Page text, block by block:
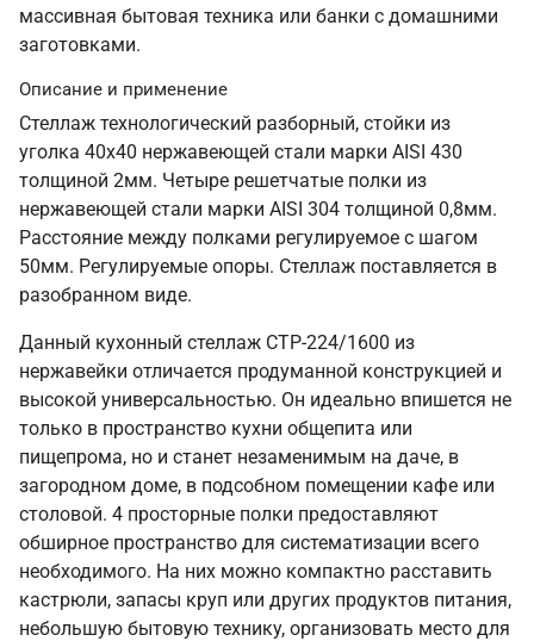
массивная бытовая техника или банки с домашними
заготовками.
Описание и применение
Стеллаж технологический разборный, стойки из
уголка 40х40 нержавеющей стали марки AISI 430
толщиной 2мм. Четыре решетчатые полки из
нержавеющей стали марки AISI 304 толщиной 0,8мм.
Расстояние между полками регулируемое с шагом
50мм. Регулируемые опоры. Стеллаж поставляется в
разобранном виде.
Данный кухонный стеллаж СТР-224/1600 из
нержавейки отличается продуманной конструкцией и
высокой универсальностью. Он идеально впишется не
только в пространство кухни общепита или
пищепрома, но и станет незаменимым на даче, в
загородном доме, в подсобном помещении кафе или
столовой. 4 просторные полки предоставляют
обширное пространство для систематизации всего
необходимого. На них можно компактно расставить
кастрюли, запасы круп или других продуктов питания,
небольшую бытовую технику, организовать место для